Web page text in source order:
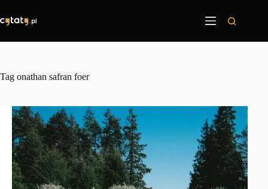
treści
Tag onathan safran foer